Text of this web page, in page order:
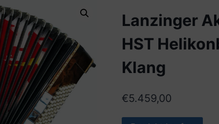
Lanzinger
HST
Klang
€5.459,00